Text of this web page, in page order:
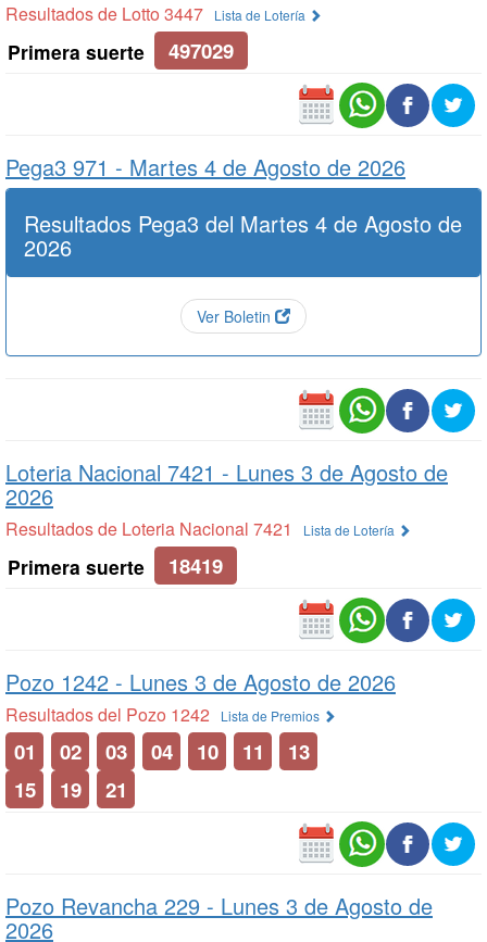
Resultados de Lotto 3447 Lista de Lotería
Primera suerte 497029
Pega3 971 - Martes 4 de Agosto de 2026
Resultados Pega3 del Martes 4 de Agosto de
2026
Ver Boletin
Loteria Nacional 7421 - Lunes 3 de Agosto de
2026
Resultados de Loteria Nacional 7421 Lista de Lotería
Primera suerte 18419
Pozo 1242 - Lunes 3 de Agosto de 2026
Resultados del Pozo 1242 Lista de Premios
01 02 03 04 10 11
13
15
19 21
Pozo Revancha 229 - Lunes 3 de Agosto de
2026